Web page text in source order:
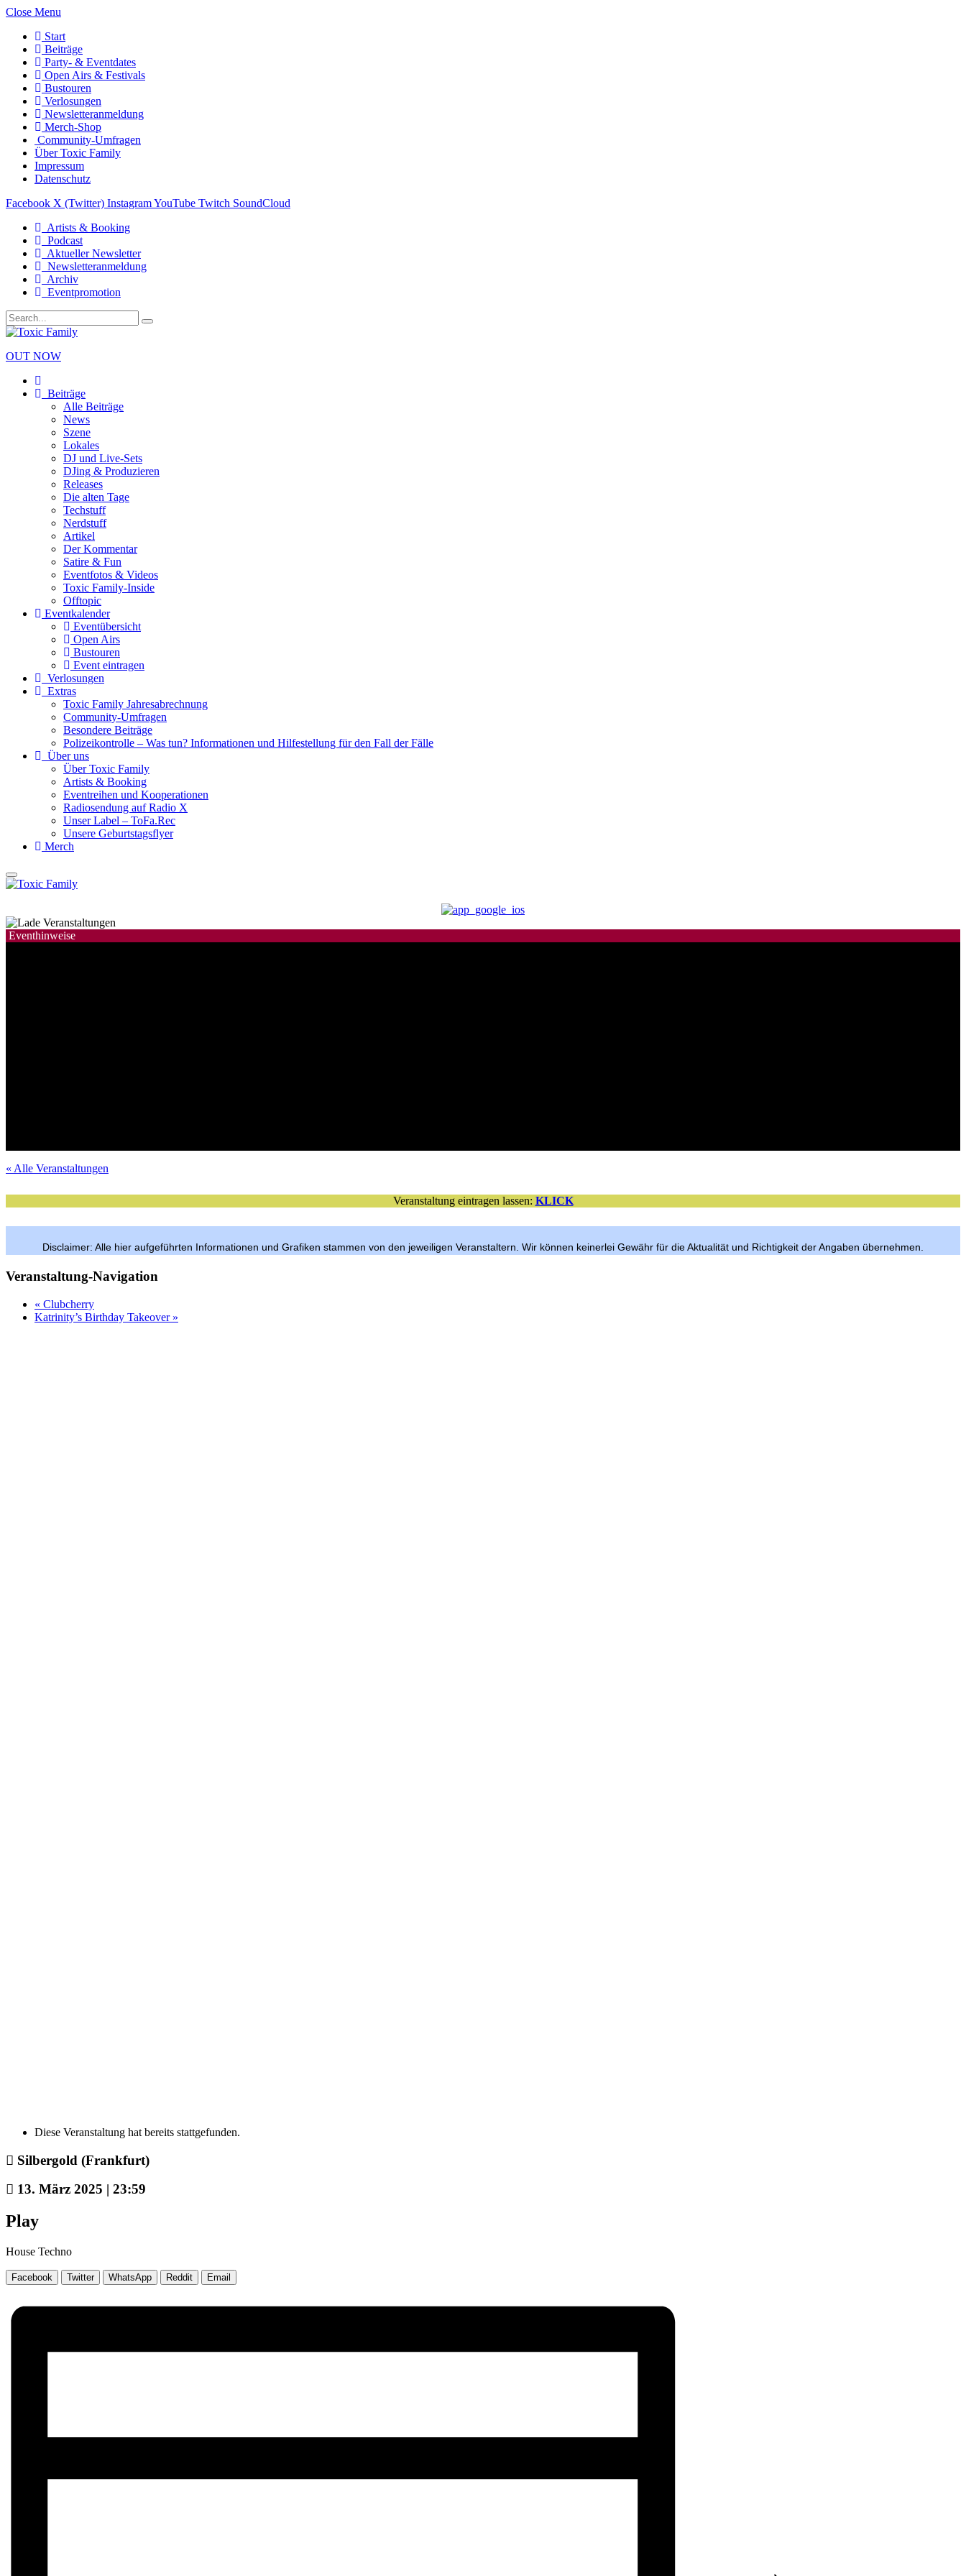
Close Menu
Start
Beiträge
Party- & Eventdates
Open Airs & Festivals
Bustouren
Verlosungen
Newsletteranmeldung
Merch-Shop
Community-Umfragen
Über Toxic Family
Impressum
Datenschutz
Facebook X (Twitter) InstagramYouTube Twitch SoundCloud
Artists & Booking
Podcast
Aktueller Newsletter
Newsletteranmeldung
Archiv
Eventpromotion
OUT NOW
Beiträge
Alle Beiträge
News
Szene
Lokales
DJ und Live-Sets
DJing & Produzieren
Releases
Die alten Tage
Techstuff
Nerdstuff
Artikel
Der Kommentar
Satire & Fun
Eventfotos & Videos
Toxic Family-Inside
Offtopic
Eventkalender
Eventübersicht
Open Airs
Bustouren
Event eintragen
Verlosungen
Extras
Toxic Family Jahresabrechnung
Community-Umfragen
Besondere Beiträge
Polizeikontrolle – Was tun? Informationen und Hilfestellung für den Fall der Fälle
Über uns
Über Toxic Family
Artists & Booking
Eventreihen und Kooperationen
Radiosendung auf Radio X
Unser Label – ToFa.Rec
Unsere Geburtstagsflyer
Merch
Eventhinweise
« Alle Veranstaltungen
Veranstaltung eintragen lassen: KLICK
Disclaimer: Alle hier aufgeführten Informationen und Grafiken stammen von den jeweiligen Veranstaltern. Wir können keinerlei Gewähr für die Aktualität und Richtigkeit der Angaben übernehmen.
Veranstaltung-Navigation
« Clubcherry
Katrinity’s Birthday Takeover »
Diese Veranstaltung hat bereits stattgefunden.
Silbergold (Frankfurt)
13. März 2025 | 23:59
Play
House Techno
Facebook Twitter WhatsApp Reddit Email